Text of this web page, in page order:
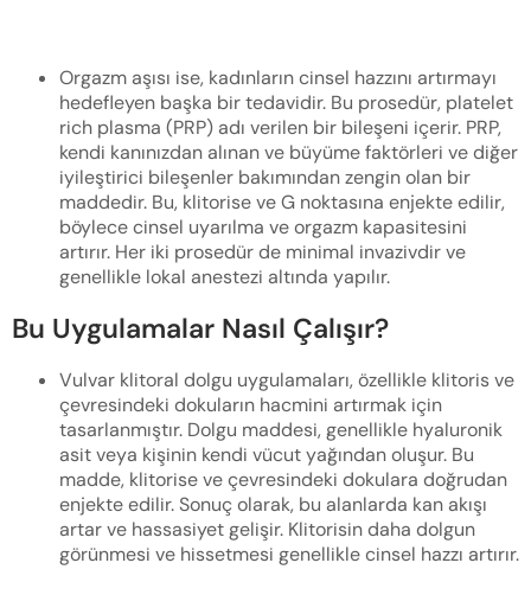
Orgazm aşısı ise, kadınların cinsel hazzını artırmayı
hedefleyen başka bir tedavidir. Bu prosedür, platelet
rich plasma (PRP) adı verilen bir bileşeni içerir. PRP,
kendi kanınızdan alınan ve büyüme faktörleri ve diğer
iyileştirici bileşenler bakımından zengin olan bir
maddedir. Bu, klitorise ve G noktasına enjekte edilir,
böylece cinsel uyarılma ve orgazm kapasitesini
artırır. Her iki prosedür de minimal invazivdir ve
genellikle lokal anestezi altında yapılır.
Bu Uygulamalar Nasıl Çalışır?
Vulvar klitoral dolgu uygulamaları, özellikle klitoris ve
çevresindeki dokuların hacmini artırmak için
tasarlanmıştır. Dolgu maddesi, genellikle hyaluronik
asit veya kişinin kendi vücut yağından oluşur. Bu
madde, klitorise ve çevresindeki dokulara doğrudan
enjekte edilir. Sonuç olarak, bu alanlarda kan akışı
artar ve hassasiyet gelişir. Klitorisin daha dolgun
görünmesi ve hissetmesi genellikle cinsel hazzı artırır.